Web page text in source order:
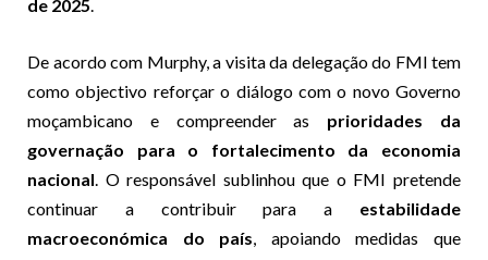
de 2025.
De acordo com Murphy, a visita da delegação do FMI tem
como objectivo reforçar o diálogo com o novo Governo
moçambicano e compreender as prioridades da
governação para o fortalecimento da economia
nacional. O responsável sublinhou que o FMI pretende
continuar a contribuir para a estabilidade
macroeconómica do país, apoiando medidas que